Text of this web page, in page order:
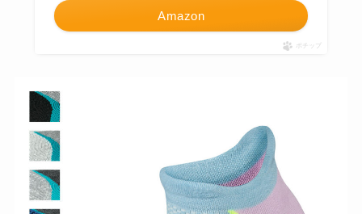
Amazon
ポチップ